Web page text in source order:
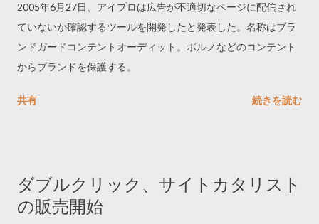
2005年6月27日、アイプロは広告が不適切なページに配信され
ていないか確認するツールを開発したと発表した。名称はブラ
ンドガードコンテントオーディット。ポルノなどのコンテント
からブランドを保護する。
共有 続きを読む
ダブルクリック、サイトカタリスト
の販売開始